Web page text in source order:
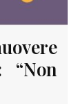
“Non